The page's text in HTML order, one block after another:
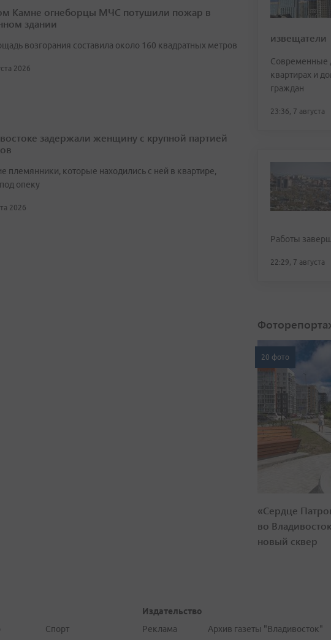
Камне огнеборцы МЧС потушили пожар в
здании
возгорания составила около 160 квадратных метров
2026
задержали женщину с крупной партией
племянники, которые находились с ней в квартире,
опеку
2026
извещатели
Современные
квартирах и
граждан
23:36, 7 августа
Работы
22:29, 7 августа
20 фото
«Сердце
во
новый сквер
Спорт
Издательство
Реклама
Архив газеты "Владивосток"